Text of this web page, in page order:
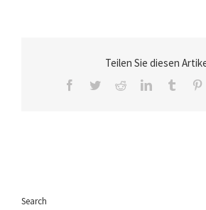
Teilen Sie diesen
Facebook
TwitterRedditLinkedInTumblr
Search